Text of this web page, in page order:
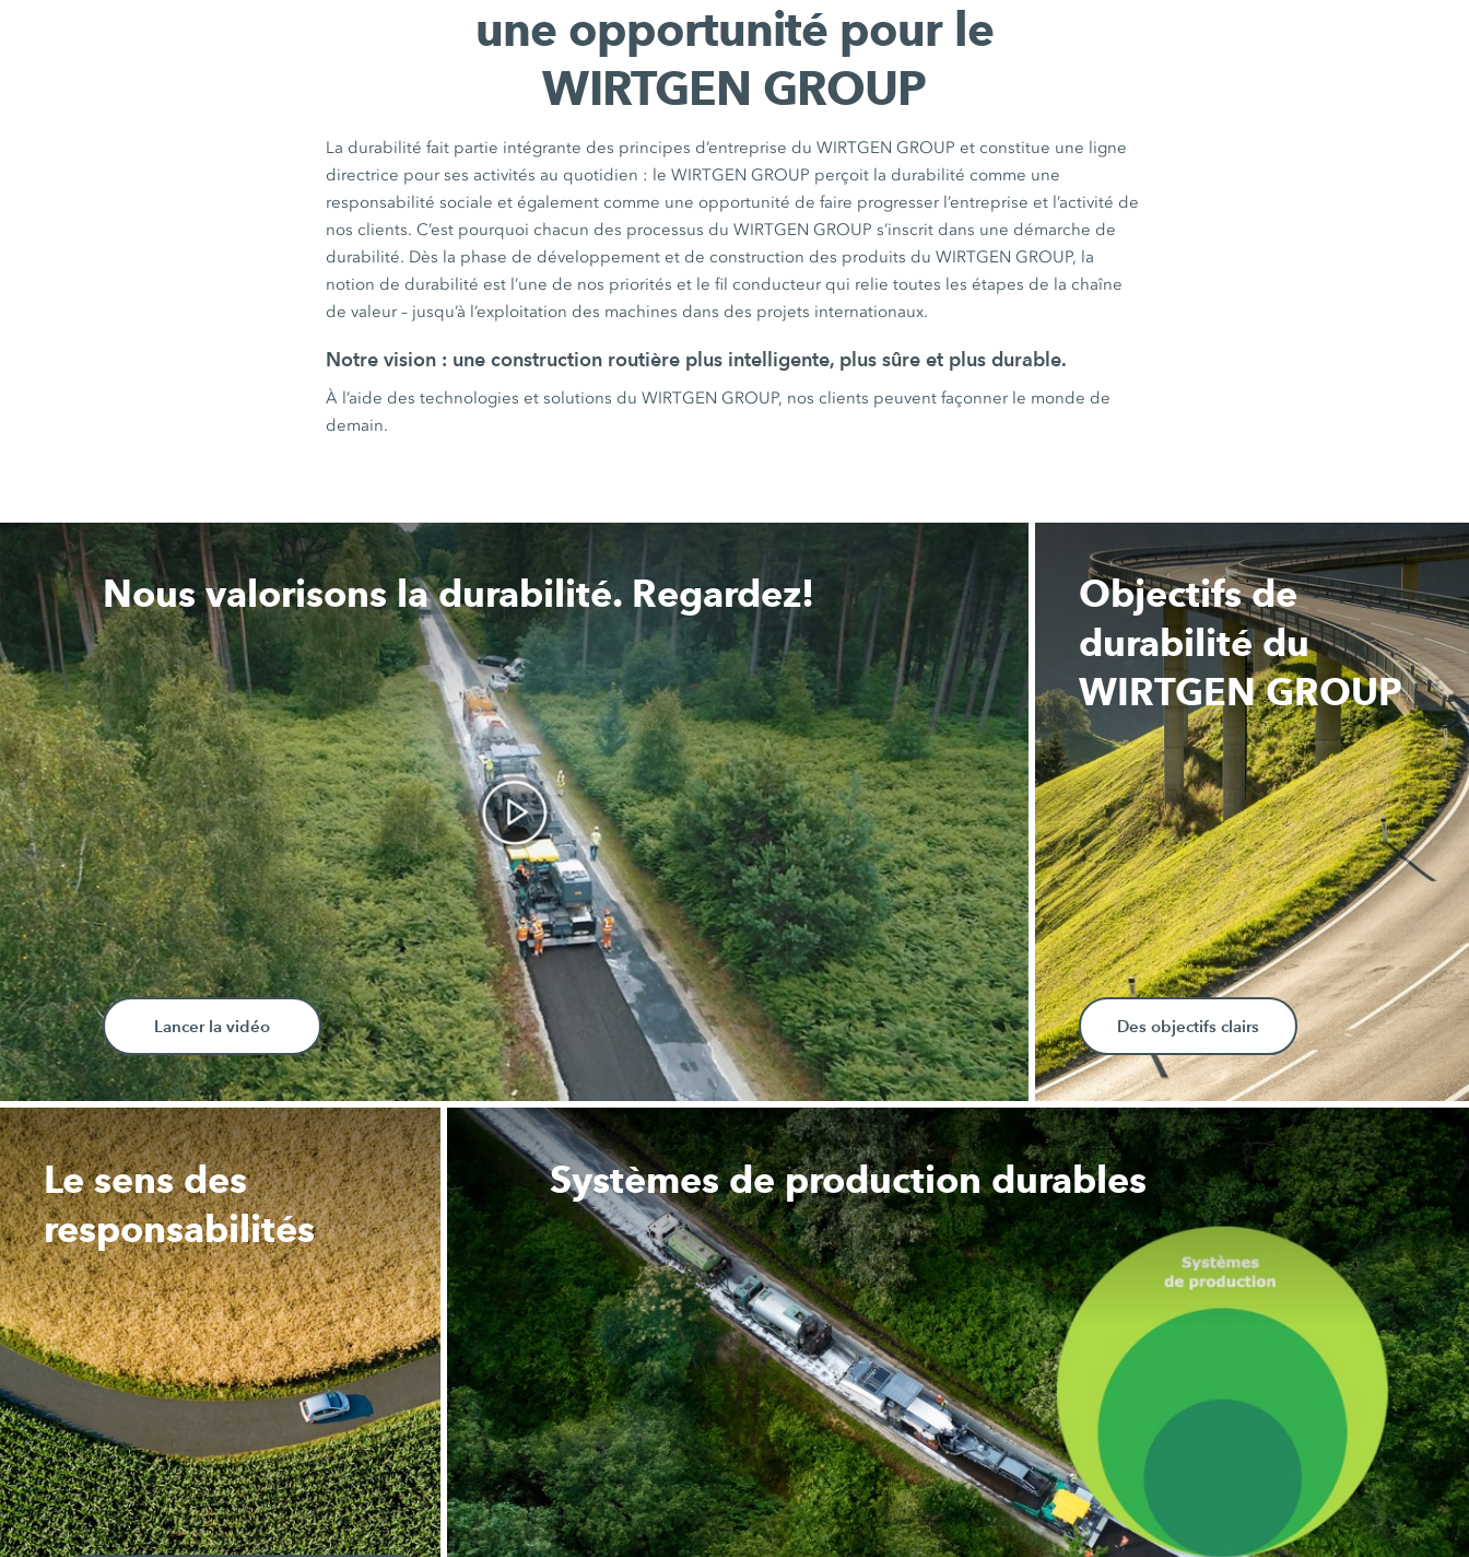
une opportunité pour le
WIRTGEN GROUP
La durabilité fait partie intégrante des principes d’entreprise du WIRTGEN GROUP et constitue une ligne
directrice pour ses activités au quotidien : le WIRTGEN GROUP perçoit la durabilité comme une
responsabilité sociale et également comme une opportunité de faire progresser l’entreprise et l’activité de
nos clients. C’est pourquoi chacun des processus du WIRTGEN GROUP s’inscrit dans une démarche de
durabilité. Dès la phase de développement et de construction des produits du WIRTGEN GROUP, la
notion de durabilité est l’une de nos priorités et le fil conducteur qui relie toutes les étapes de la chaîne
de valeur – jusqu’à l’exploitation des machines dans des projets internationaux.
Notre vision : une construction routière plus intelligente, plus sûre et plus durable.
À l’aide des technologies et solutions du WIRTGEN GROUP, nos clients peuvent façonner le monde de
demain.
Nous valorisons la durabilité. Regardez!
Lancer la vidéo
Objectifs de
durabilité du
WIRTGEN GROUP
Des objectifs clairs
Le sens des
responsabilités
Systèmes de production durables